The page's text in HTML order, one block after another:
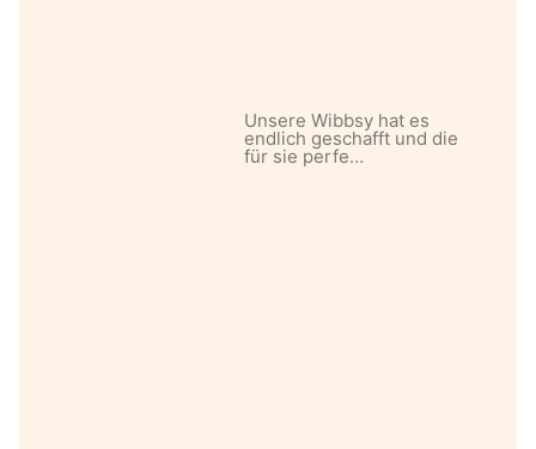
Unsere Wibbsy hat es
endlich geschafft und die
für sie perfe…